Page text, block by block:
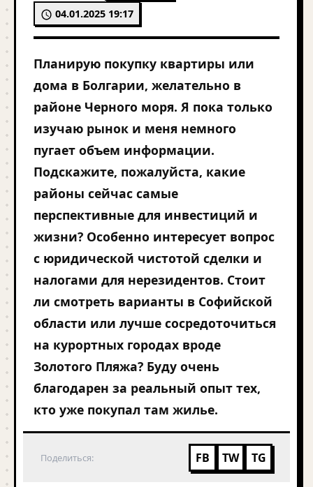
04.01.2025 19:17
Планирую покупку квартиры или
дома в Болгарии, желательно в
районе Черного моря. Я пока только
изучаю рынок и меня немного
пугает объем информации.
Подскажите, пожалуйста, какие
районы сейчас самые
перспективные для инвестиций и
жизни? Особенно интересует вопрос
с юридической чистотой сделки и
налогами для нерезидентов. Стоит
ли смотреть варианты в Софийской
области или лучше сосредоточиться
на курортных городах вроде
Золотого Пляжа? Буду очень
благодарен за реальный опыт тех,
кто уже покупал там жилье.
Поделиться: FB TW TG